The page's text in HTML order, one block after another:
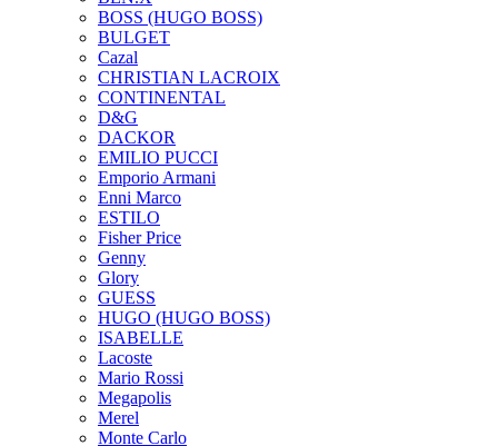
BOSS (HUGO BOSS)
BULGET
Cazal
CHRISTIAN LACROIX
CONTINENTAL
D&G
DACKOR
EMILIO PUCCI
Emporio Armani
Enni Marco
ESTILO
Fisher Price
Genny
Glory
GUESS
HUGO (HUGO BOSS)
ISABELLE
Lacoste
Mario Rossi
Megapolis
Merel
Monte Carlo